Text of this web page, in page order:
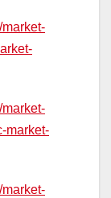
market-